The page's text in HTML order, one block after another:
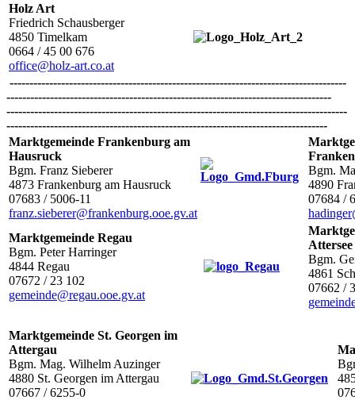
Holz Art
Friedrich Schausberger
4850 Timelkam
0664 / 45 00 676
office@holz-art.co.at
-------------------------------------------------------------------------------------
----------------------------------------------------------------------------------
--------------------------------------------------------------------------------------
---------------------------------------------------------------------------------
Marktgemeinde Frankenburg am
Hausruck
Bgm. Franz Sieberer
4873 Frankenburg am Hausruck
07683 / 5006-11
franz.sieberer@frankenburg.ooe.gv.at
Bgm.
4890
07684 /
Marktgemeinde Regau
Bgm. Peter Harringer
4844 Regau
07672 / 23 102
gemeinde@regau.ooe.gv.at
Attersee
Bgm.
4861
07662 /
Marktgemeinde St. Georgen im
Attergau
Bgm. Mag. Wilhelm Auzinger
4880 St. Georgen im Attergau
07667 / 6255-0